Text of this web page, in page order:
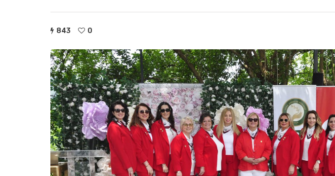
843 0